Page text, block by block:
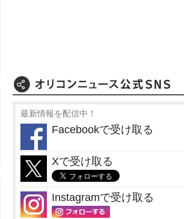
最新情報を配信中！
Facebookで受け取る
Xで受け取る
Instagramで受け取る